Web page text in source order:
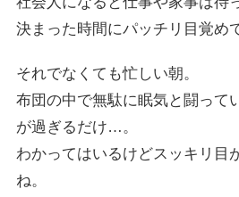
決まった時間にパッチリ目覚め
それでなくても忙しい朝。
布団の中で無駄に眠気と闘って
が過ぎるだけ…。
わかってはいるけどスッキリ目
ね。